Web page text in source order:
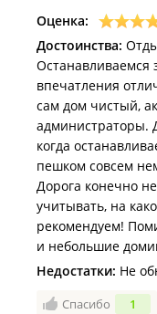
показал дом.
Душевая кабина
итогу одна дверь
находишься в
то моется,на
На самой кухне
на полу,ходить
На что это все
выгоняла из дома
84000руб.
неудобства,но по
возвращать не
Дом был
которой
Оценка:
Достоинства:
Останавливаемся
впечатления
сам дом чистый,
администраторы.
когда
пешком совсем
Дорога конечно
учитывать, на
рекомендуем!
и небольшие
Недостатки: Не
Спасибо 1